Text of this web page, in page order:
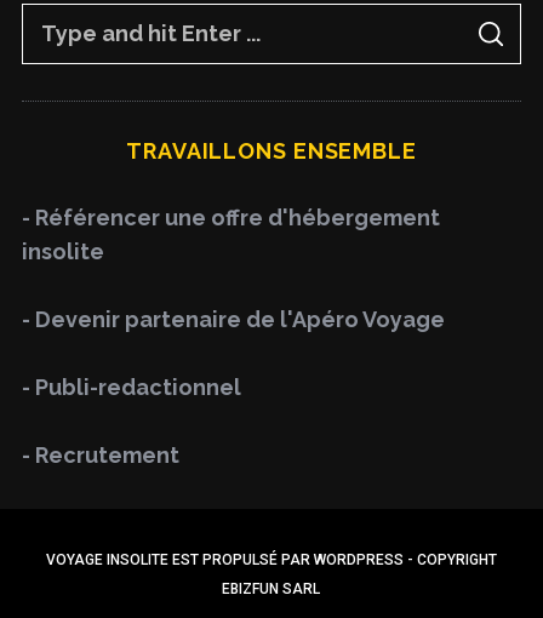
f
o
:
S
A
C
TRAVAILLONS ENSEMBLE
- Référencer une offre d'hébergement
insolite
- Devenir partenaire de l'Apéro Voyage
- Publi-redactionnel
- Recrutement
VOYAGE INSOLITE EST PROPULSÉ PAR WORDPRESS - COPYRIGHT
EBIZFUN SARL